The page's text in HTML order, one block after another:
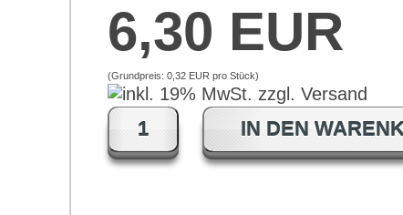
6,30 EUR
(Grundpreis: 0,32 EUR pro Stück)
IN DEN